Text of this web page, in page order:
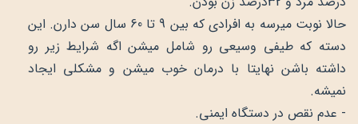
حالا نوبت میرسه به افرادی که بین 9 تا 60 سال سن دارن. این
دسته که طیفی وسیعی رو شامل میشن اگه شرایط زیر رو
داشته باشن نهایتا با درمان خوب میشن و مشکلی ایجاد
نمیشه.
- عدم نقص در دستگاه ایمنی.